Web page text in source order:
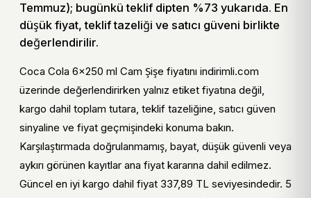
Coca Cola 6x250 ml Cam Şişe kısa
değerlendirme tablosu
Krit
er
Coca Cola 6x250 ml Cam Şişe için kontrol
noktası
Fiyat
Coca Cola 6x250 ml Cam Şişe için en düşük
teklif, kargo dahil toplam tutar ve son
güncelleme zamanı birlikte incelenir.
Ürün
Coca Cola 6x250 ml Cam Şişe model adı,
Temmuz); bugünkü teklif dipten %73 yukarıda. En
düşük fiyat, teklif tazeliği ve satıcı güveni birlikte
değerlendirilir.
Coca Cola 6x250 ml Cam Şişe fiyatını indirimli.com
üzerinde değerlendirirken yalnız etiket fiyatına değil,
kargo dahil toplam tutara, teklif tazeliğine, satıcı güven
sinyaline ve fiyat geçmişindeki konuma bakın.
Karşılaştırmada doğrulanmamış, bayat, düşük güvenli veya
aykırı görünen kayıtlar ana fiyat kararına dahil edilmez.
Güncel en iyi kargo dahil fiyat 337,89 TL seviyesindedir. 5